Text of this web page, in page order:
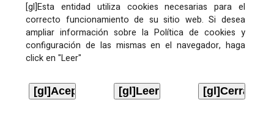
[gl]Esta entidad utiliza cookies necesarias para el
correcto funcionamiento de su sitio web. Si desea
ampliar información sobre la Política de cookies y
configuración de las mismas en el navegador, haga
click en "Leer"